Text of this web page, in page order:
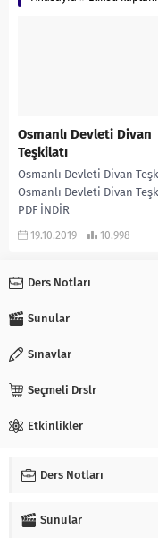
Osmanlı Devleti Divan
Teşkilatı
Osmanlı Devleti Divan
Osmanlı Devleti Divan
PDF İNDİR
19.10.2019 10.998
Ders Notları
Sunular
Sınavlar
Seçmeli Drslr
Etkinlikler
Ders Notları
Sunular